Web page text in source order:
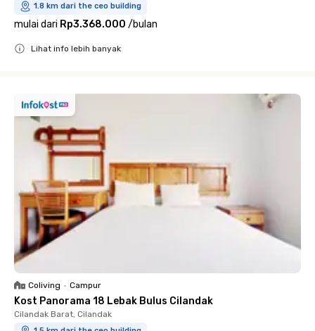
1.8 km dari the ceo building
mulai dari Rp3.368.000 /bulan
Lihat info lebih banyak
Coliving • Campur
Kost Panorama 18 Lebak Bulus Cilandak
Cilandak Barat, Cilandak